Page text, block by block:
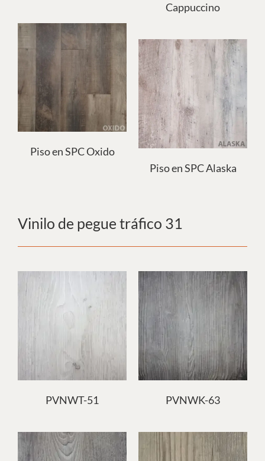
Cappuccino
Piso en SPC Oxido
Piso en SPC Alaska
Vinilo de pegue tráfico 31
PVNWT-51 PVNWK-63